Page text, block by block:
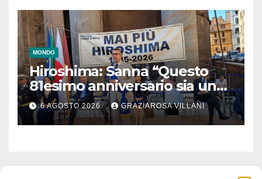
MONDO
Hiroshima: Sanna “Questo
81esimo anniversario sia un
monito per tutti”
6 AGOSTO 2026 GRAZIAROSA VILLANI